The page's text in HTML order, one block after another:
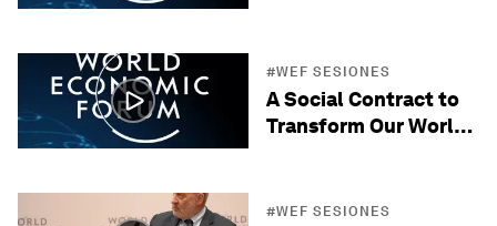
#WEF SESIONES
A Social Contract to
Transform Our World
#WEF SESIONES